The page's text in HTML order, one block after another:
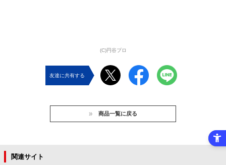
(C)円谷プロ
友達に共有する
商品一覧に戻る
関連サイト